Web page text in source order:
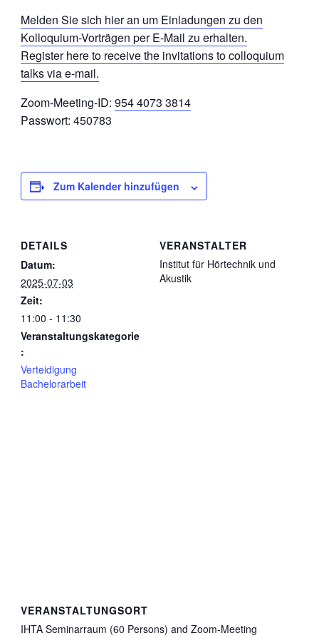
Melden Sie sich hier an um Einladungen zu den
Kolloquium-Vorträgen per E-Mail zu erhalten.
Register here to receive the invitations to colloquium
talks via e-mail.
Zoom-Meeting-ID: 954 4073 3814
Passwort: 450783
Zum Kalender hinzufügen
DETAILS
Datum:
2025-07-03
Zeit:
11:00 - 11:30
Veranstaltungskategorie
:
Verteidigung
Bachelorarbeit
VERANSTALTER
Institut für Hörtechnik und
Akustik
VERANSTALTUNGSORT
IHTA Seminarraum (60 Persons) and Zoom-Meeting